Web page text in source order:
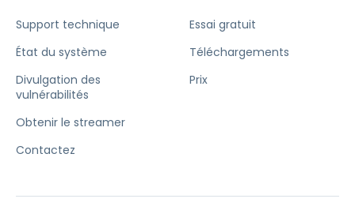
Support technique
État du système
Divulgation des
vulnérabilités
Obtenir le streamer
Contactez
Essai gratuit
Téléchargements
Prix